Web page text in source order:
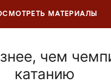
МАТЕРИАЛЫ
чем
катанию